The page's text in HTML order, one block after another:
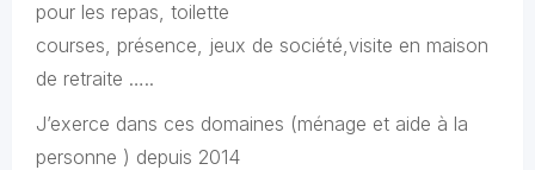
pour les repas, toilette
courses, présence, jeux de société,visite en maison
de retraite …..
J’exerce dans ces domaines (ménage et aide à la
personne ) depuis 2014